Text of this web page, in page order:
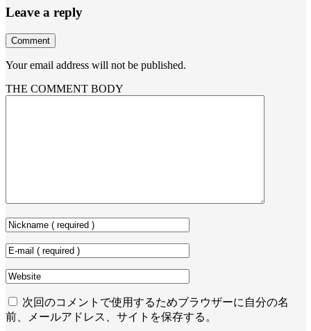
Leave a reply
Comment
Your email address will not be published.
THE COMMENT BODY
次回のコメントで使用するためブラウザーに自分の名
前、メールアドレス、サイトを保存する。